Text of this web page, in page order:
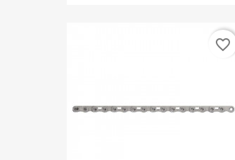
favorite_border